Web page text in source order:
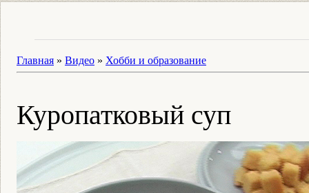
Главная » Видео » Хобби и образование
Куропатковый суп